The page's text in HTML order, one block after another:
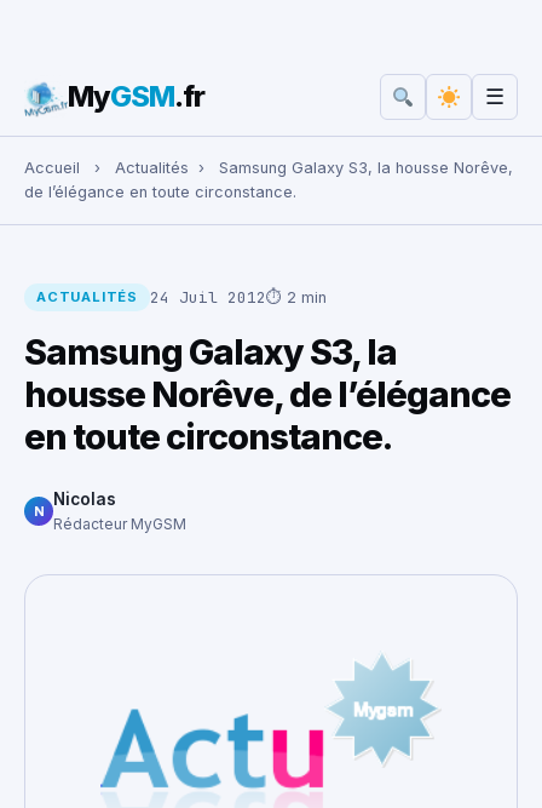
Rechercher :
MyGSM.fr ☰
Accueil › Actualités ›
Samsung Galaxy S3, la housse Norêve,
de l’élégance en toute circonstance.
ACTUALITÉS 24 Juil 2012⏱ 2 min
Samsung Galaxy S3, la
housse Norêve, de l’élégance
en toute circonstance.
N
Nicolas
Rédacteur MyGSM